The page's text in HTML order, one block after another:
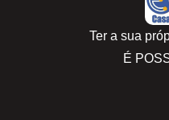
Ter a sua
É